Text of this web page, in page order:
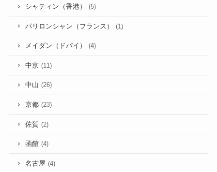
シャティン（香港） (5)
パリロンシャン（フランス） (1)
メイダン（ドバイ） (4)
中京 (11)
中山 (26)
京都 (23)
佐賀 (2)
函館 (4)
名古屋 (4)